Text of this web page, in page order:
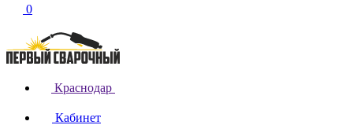
0
Краснодар
Кабинет